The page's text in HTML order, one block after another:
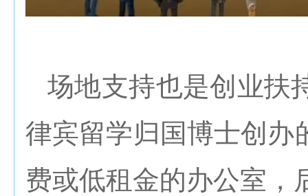
场地支持也是创业扶
律宾留学归国博士创办
费或低租金的办公室，